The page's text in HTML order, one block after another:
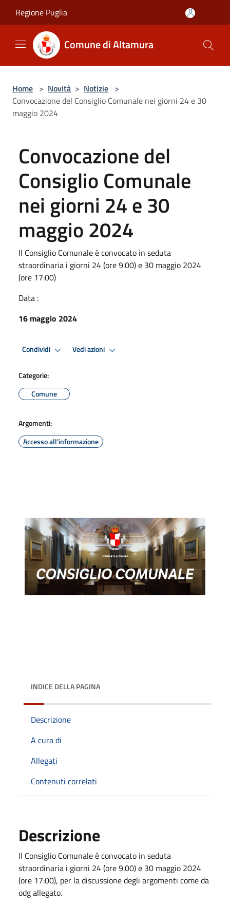
Regione Puglia
Comune di Altamura
Home > Novità > Notizie >
Convocazione del Consiglio Comunale nei giorni 24 e 30
maggio 2024
Convocazione del
Consiglio Comunale
nei giorni 24 e 30
maggio 2024
Il Consiglio Comunale è convocato in seduta
straordinaria i giorni 24 (ore 9.00) e 30 maggio 2024
(ore 17:00)
Data :
16 maggio 2024
Condividi Vedi azioni
Categorie:
Comune
Argomenti:
Accesso all'informazione
INDICE DELLA PAGINA
Descrizione
A cura di
Allegati
Contenuti correlati
Descrizione
Il Consiglio Comunale è convocato in seduta
straordinaria i giorni 24 (ore 9.00) e 30 maggio 2024
(ore 17:00), per la discussione degli argomenti come da
odg allegato.